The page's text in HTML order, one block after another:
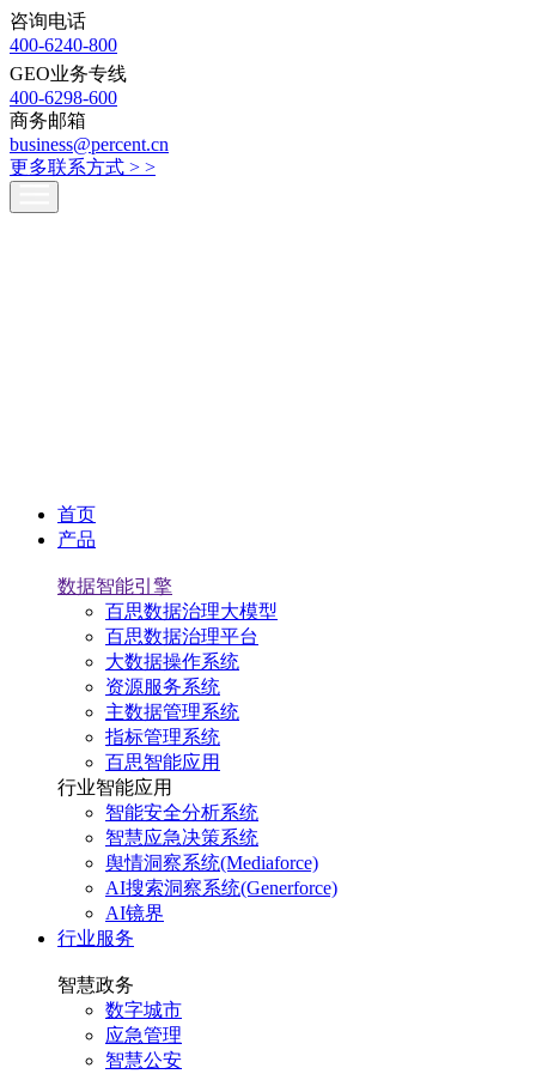
咨询电话
400-6240-800
GEO业务专线
400-6298-600
商务邮箱
business@percent.cn
更多联系方式 > >
首页
产品
数据智能引擎
百思数据治理大模型
百思数据治理平台
大数据操作系统
资源服务系统
主数据管理系统
指标管理系统
百思智能应用
行业智能应用
智能安全分析系统
智慧应急决策系统
舆情洞察系统(Mediaforce)
AI搜索洞察系统(Generforce)
AI镜界
行业服务
智慧政务
数字城市
应急管理
智慧公安